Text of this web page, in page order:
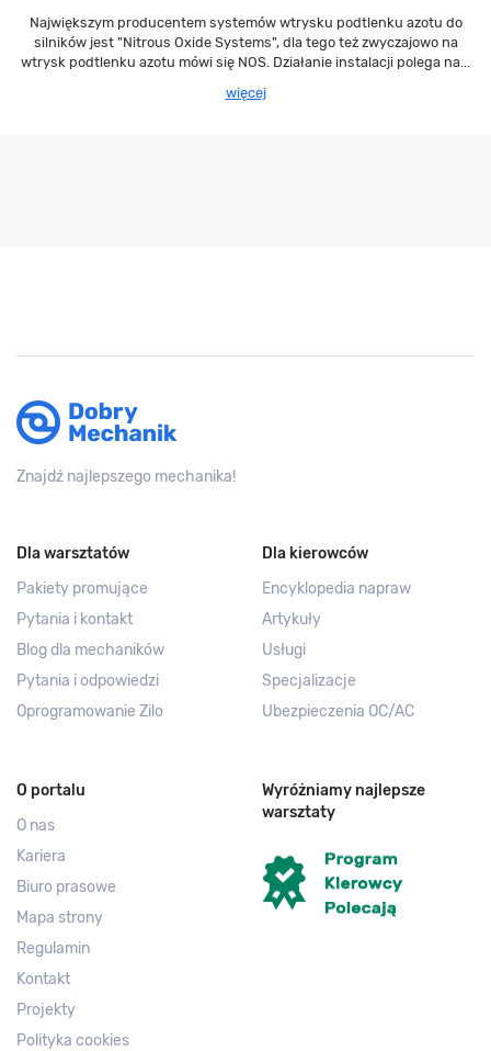
Największym producentem systemów wtrysku podtlenku azotu do
silników jest "Nitrous Oxide Systems", dla tego też zwyczajowo na
wtrysk podtlenku azotu mówi się NOS. Działanie instalacji polega na...
więcej
Znajdź najlepszego mechanika!
Dla warsztatów
Pakiety promujące
Pytania i kontakt
Blog dla mechaników
Pytania i odpowiedzi
Oprogramowanie Zilo
Dla kierowców
Encyklopedia napraw
Artykuły
Usługi
Specjalizacje
Ubezpieczenia OC/AC
O portalu
O nas
Kariera
Biuro prasowe
Mapa strony
Regulamin
Kontakt
Projekty
Polityka cookies
Wyróżniamy najlepsze
warsztaty